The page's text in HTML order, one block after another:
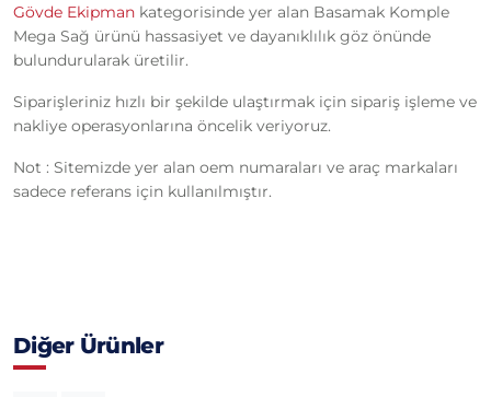
Gövde Ekipman kategorisinde yer alan Basamak Komple
Mega Sağ ürünü hassasiyet ve dayanıklılık göz önünde
bulundurularak üretilir.
Siparişleriniz hızlı bir şekilde ulaştırmak için sipariş işleme ve
nakliye operasyonlarına öncelik veriyoruz.
Not : Sitemizde yer alan oem numaraları ve araç markaları
sadece referans için kullanılmıştır.
Diğer Ürünler